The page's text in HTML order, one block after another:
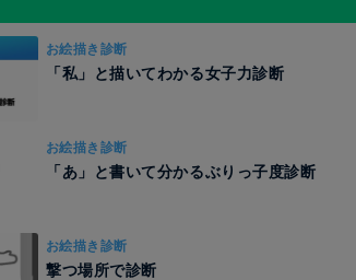
お絵描き診断
「私」と描いてわかる女子力診断
お絵描き診断
「あ」と書いて分かるぶりっ子度診断
お絵描き診断
撃つ場所で診断